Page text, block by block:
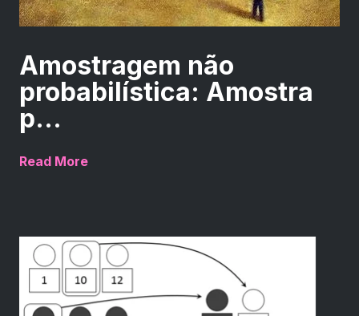
Amostragem não
probabilística: Amostra
p...
Read More